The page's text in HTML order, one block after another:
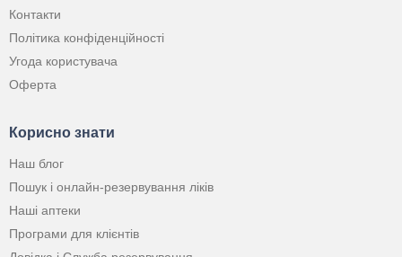
Контакти
Політика конфіденційності
Угода користувача
Оферта
Корисно знати
Наш блог
Пошук і онлайн-резервування ліків
Наші аптеки
Програми для клієнтів